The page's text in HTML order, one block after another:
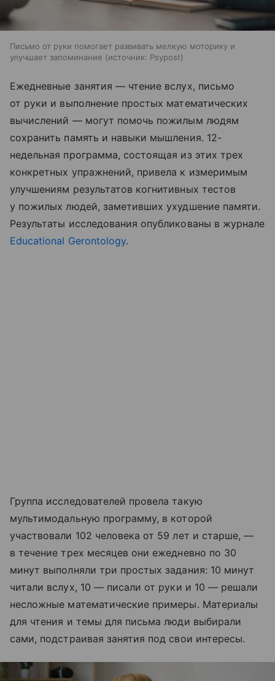
Письмо от руки помогает развивать мелкую моторику и
улучшает запоминание
источник: Psypost
Ежедневные занятия — чтение вслух, письмо
от руки и выполнение простых математических
вычислений — могут помочь пожилым людям
сохранить память и навыки мышления. 12-
недельная программа, состоящая из этих трех
конкретных упражнений, привела к измеримым
улучшениям результатов когнитивных тестов
у пожилых людей, заметивших ухудшение памяти.
Результаты исследования опубликованы в журнале
Educational Gerontology.
Группа исследователей провела такую
мультимодальную программу, в которой
участвовали 102 человека от 59 лет и старше, —
в течение трех месяцев они ежедневно по 30
минут выполняли три простых задания: 10 минут
читали вслух, 10 — писали от руки и 10 — решали
несложные математические примеры. Материалы
для чтения и темы для письма люди выбирали
сами, подстраивая занятия под свои интересы.